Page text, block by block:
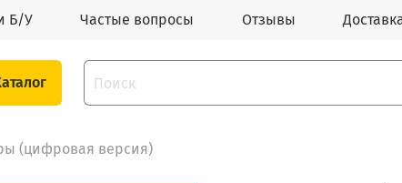
Б/У Частые вопросы Отзывы
(цифровая версия)